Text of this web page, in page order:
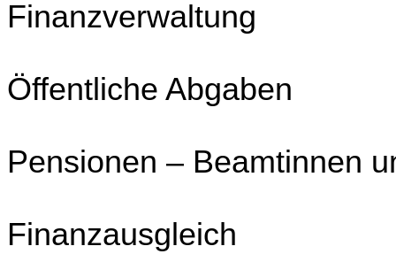
Finanzverwaltung
Öffentliche Abgaben
Pensionen – Beamtinnen
Finanzausgleich